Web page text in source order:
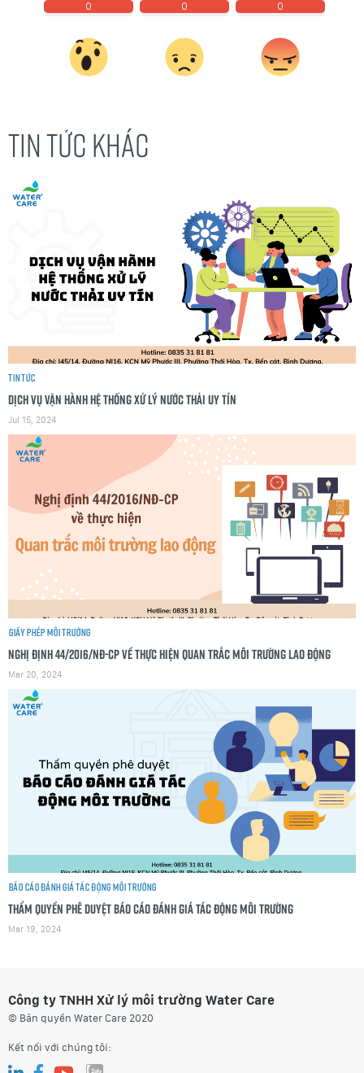
0 0 0
TIN TỨC KHÁC
Tin tức
Dịch vụ vận hành hệ thống xử lý nước thải uy tín
Jul 15, 2024
Giấy phép môi trường
Nghị định 44/2016/NĐ-CP về thực hiện Quan trắc môi trường lao động
Mar 20, 2024
Báo cáo đánh giá tác động môi trường
Thẩm quyền phê duyệt Báo cáo đánh giá tác động môi trường
Mar 19, 2024
Công ty TNHH Xử lý môi trường Water Care
© Bản quyền Water Care 2020
Kết nối với chúng tôi: